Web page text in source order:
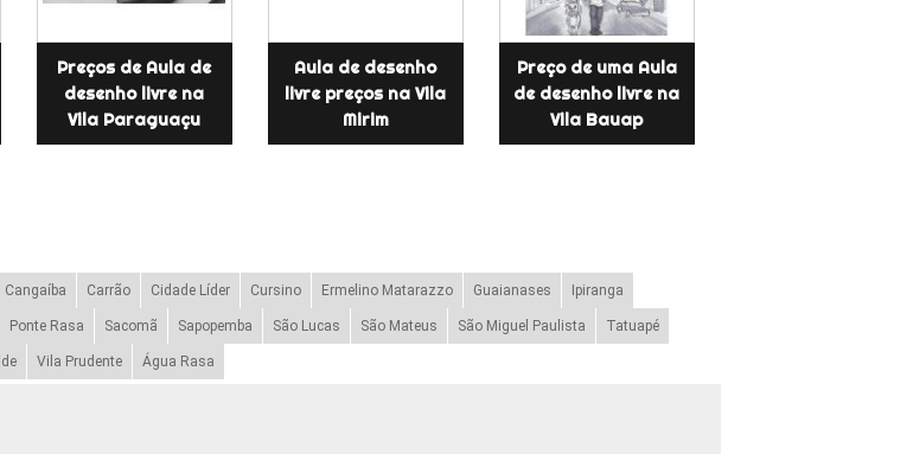
Preços de Aula de
desenho livre na
Vila Paraguaçu
Aula de desenho
livre preços na Vila
Mirim
Preço de uma Aula
de desenho livre na
Vila Bauap
Cangaíba Carrão Cidade Líder Cursino Ermelino Matarazzo Guaianases Ipiranga
Ponte Rasa Sacomã Sapopemba São Lucas São Mateus São Miguel Paulista Tatuapé
Vila Prudente Água Rasa